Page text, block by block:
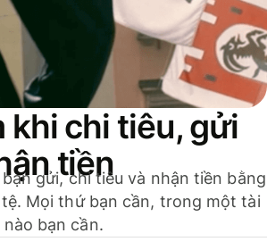
khi chi tiêu, gửi
tiền
gửi, chi tiêu và nhận tiền bằng
Mọi thứ bạn cần, trong một tài
bạn cần.